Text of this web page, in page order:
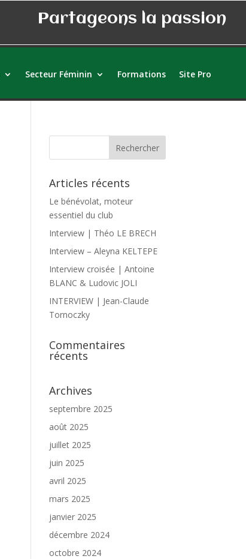
Partageons la passion
Secteur Féminin Formations Site Pro
Articles récents
Le bénévolat, moteur
essentiel du club
Interview | Théo LE BRECH
Interview – Aleyna KELTEPE
Interview croisée | Antoine
BLANC & Ludovic JOLI
INTERVIEW | Jean-Claude
Tornoczky
Commentaires
récents
Archives
septembre 2025
août 2025
juillet 2025
juin 2025
avril 2025
mars 2025
janvier 2025
décembre 2024
octobre 2024